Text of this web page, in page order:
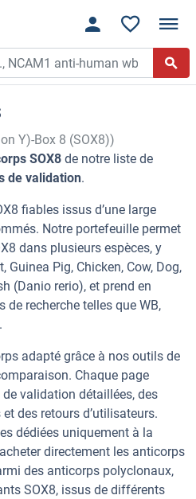
Y)-Box 8 (SOX8))
SOX8 de notre liste de
de validation.
fiables issus d’une large
Notre portefeuille permet
dans plusieurs espèces, y
Guinea Pig, Chicken, Cow, Dog,
(Danio rerio), et prend en
recherche telles que WB,
adapté grâce à nos outils de
Chaque page
validation détaillées, des
des retours d’utilisateurs.
dédiées uniquement à la
directement les anticorps
des anticorps polyclonaux,
SOX8, issus de différents